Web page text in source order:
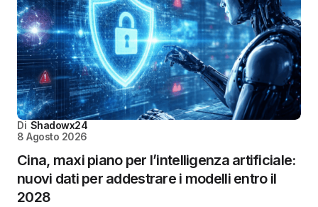
Di Shadowx24
8 Agosto 2026
Cina, maxi piano per l’intelligenza artificiale:
nuovi dati per addestrare i modelli entro il
2028